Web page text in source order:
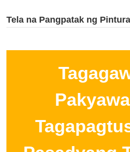
Tela na Pangpatak ng Pintura